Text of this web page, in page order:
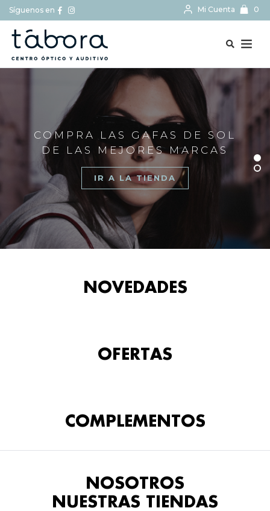
Síguenos en Mi Cuenta 0
COMPRA LAS GAFAS DE SOL
DE LAS MEJORES MARCAS
IR A LA TIENDA
NOVEDADES
OFERTAS
COMPLEMENTOS
NOSOTROS
NUESTRAS TIENDAS